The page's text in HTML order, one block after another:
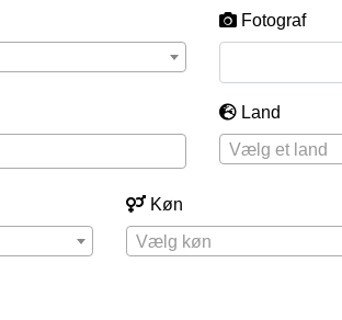
Fotograf
Land
Vælg et land
Køn
Vælg køn